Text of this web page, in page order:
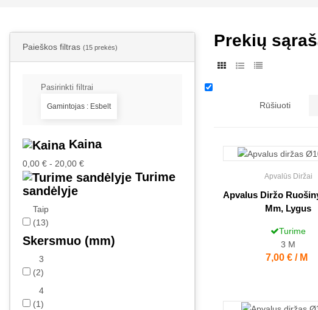
Paieškos filtras (15 prekės)
Pasirinkti filtrai
Gamintojas : Esbelt
Kaina
0,00 € - 20,00 €
Turime
sandėlyje
Taip
(13)
Skersmuo (mm)
3
(2)
4
(1)
Prekių
Rūšiuoti
Apvalūs Diržai
Apvalus Diržo
Mm, Lygus
Turime
3 M
Kaina
7,00 € / M